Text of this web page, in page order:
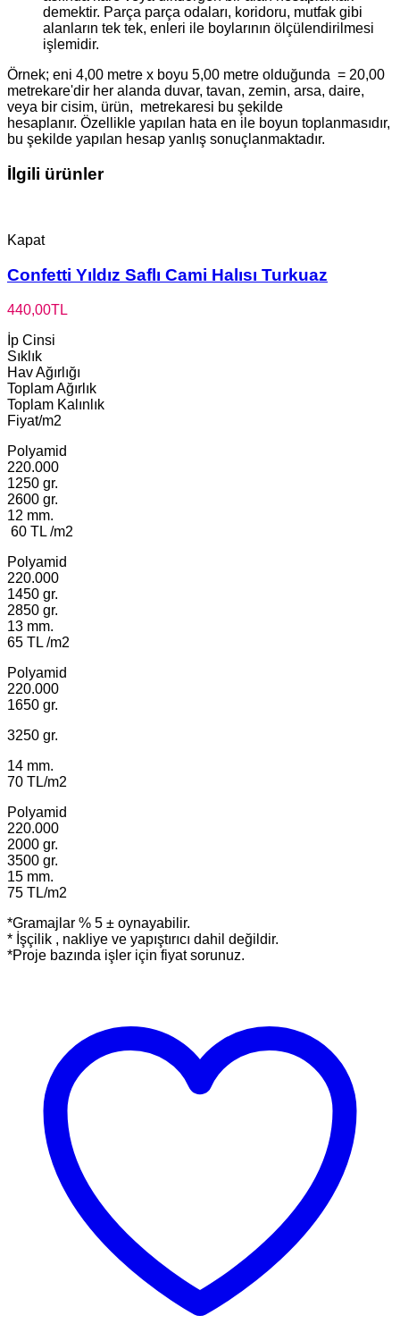
demektir. Parça parça odaları, koridoru, mutfak gibi
alanların tek tek, enleri ile boylarının ölçülendirilmesi
işlemidir.
Örnek; eni 4,00 metre x boyu 5,00 metre olduğunda = 20,00
metrekare'dir her alanda duvar, tavan, zemin, arsa, daire,
veya bir cisim, ürün, metrekaresi bu şekilde
hesaplanır. Özellikle yapılan hata en ile boyun toplanmasıdır,
bu şekilde yapılan hesap yanlış sonuçlanmaktadır.
İlgili ürünler
Kapat
Confetti Yıldız Saflı Cami Halısı Turkuaz
440,00TL
İp Cinsi
Sıklık
Hav Ağırlığı
Toplam Ağırlık
Toplam Kalınlık
Fiyat/m2
Polyamid
220.000
1250 gr.
2600 gr.
12 mm.
60 TL /m2
Polyamid
220.000
1450 gr.
2850 gr.
13 mm.
65 TL /m2
Polyamid
220.000
1650 gr.
3250 gr.
14 mm.
70 TL/m2
Polyamid
220.000
2000 gr.
3500 gr.
15 mm.
75 TL/m2
*Gramajlar % 5 ± oynayabilir.
* İşçilik , nakliye ve yapıştırıcı dahil değildir.
*Proje bazında işler için fiyat sorunuz.